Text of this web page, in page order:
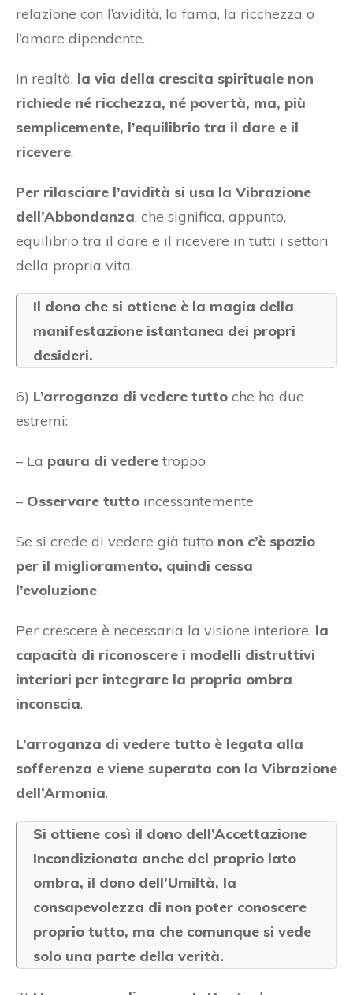
relazione con l’avidità, la fama, la ricchezza o
l’amore dipendente.
In realtà, la via della crescita spirituale non
richiede né ricchezza, né povertà, ma, più
semplicemente, l’equilibrio tra il dare e il
ricevere.
Per rilasciare l’avidità si usa la Vibrazione
dell’Abbondanza, che significa, appunto,
equilibrio tra il dare e il ricevere in tutti i settori
della propria vita.
Il dono che si ottiene è la magia della
manifestazione istantanea dei propri
desideri.
6) L’arroganza di vedere tutto che ha due
estremi:
– La paura di vedere troppo
– Osservare tutto incessantemente
Se si crede di vedere già tutto non c’è spazio
per il miglioramento, quindi cessa
l’evoluzione.
Per crescere è necessaria la visione interiore, la
capacità di riconoscere i modelli distruttivi
interiori per integrare la propria ombra
inconscia.
L’arroganza di vedere tutto è legata alla
sofferenza e viene superata con la Vibrazione
dell’Armonia.
Si ottiene così il dono dell’Accettazione
Incondizionata anche del proprio lato
ombra, il dono dell’Umiltà, la
consapevolezza di non poter conoscere
proprio tutto, ma che comunque si vede
solo una parte della verità.